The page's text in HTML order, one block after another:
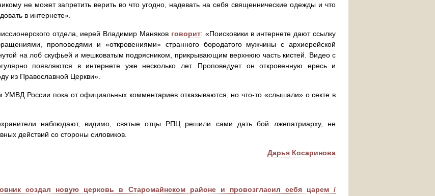
не может запретить верить во что угодно, надевать на себя священнические одежды и что
в интернете».
отдела, иерей Владимир Маняков говорит: «Поисковики в интернете дают ссылку
проповедями и «откровениями» странного бородатого мужчины с архиерейской
на лоб скуфьей и мешковатым подрясником, прикрывающим верхнюю часть кистей. Видео с
появляются в интернете уже несколько лет. Проповедует он откровенную ересь и
из Православной Церкви».
УМВД России пока от официальных комментариев отказываются, но что-то «слышали» о секте в
наблюдают, видимо, святые отцы РПЦ решили сами дать бой лжепатриарху, не
действий со стороны силовиков.
Дарья Косаринова
создал новую церковь в Старомайнском районе и провозгласил себя царем /